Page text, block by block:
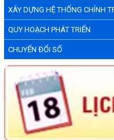
XÂY DỰNG HỆ THỐNG CHÍNH
QUY HOẠCH PHÁT TRIỂN
CHUYỂN ĐỔI SỐ